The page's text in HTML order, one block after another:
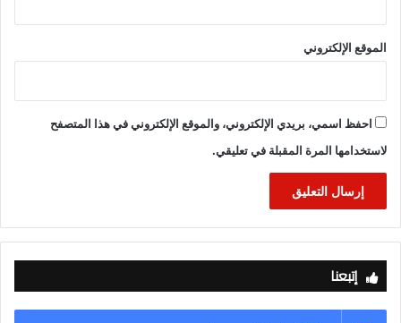
الموقع الإلكتروني
احفظ اسمي، بريدي الإلكتروني، والموقع الإلكتروني في هذا المتصفح
لاستخدامها المرة المقبلة في تعليقي.
إتبعنا